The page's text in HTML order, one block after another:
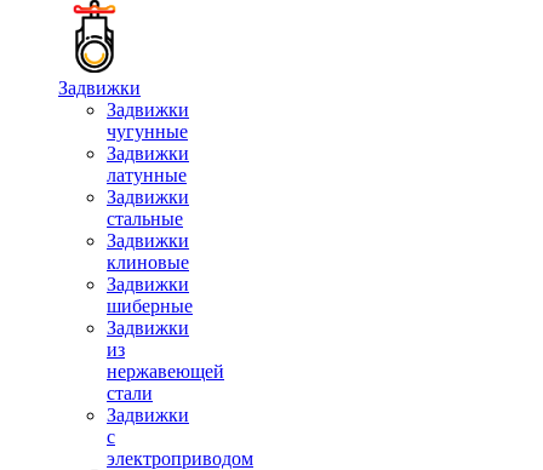
Задвижки
Задвижки
чугунные
Задвижки
латунные
Задвижки
стальные
Задвижки
клиновые
Задвижки
шиберные
Задвижки
из
нержавеющей
стали
Задвижки
с
электроприводом